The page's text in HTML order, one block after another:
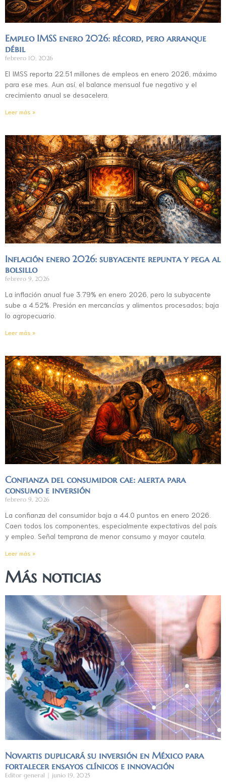
Empleo IMSS enero 2026: récord, pero arranque
débil
febrero 10, 2026
El IMSS reporta 22.51 millones de empleos en enero 2026, máximo
para ese mes. Aun así, el balance mensual fue negativo y el
crecimiento anual se desacelera.
Leer más »
Inflación enero 2026: subyacente repunta y pega al
bolsillo
febrero 9, 2026
La inflación anual fue 3.79% en enero 2026, pero la subyacente
sube a 4.52%. Presión en mercancías y alimentos procesados; baja
lo agropecuario.
Leer más »
Confianza del consumidor cae: alerta para
consumo e inversión
febrero 9, 2026
La confianza del consumidor baja a 44.0 puntos en enero 2026.
Caen todos los componentes, especialmente expectativas del país
y empleo. Señal temprana de menor consumo y mayor cautela.
Leer más »
Más noticias
Novartis duplicará su inversión en México para
fortalecer ensayos clínicos e innovación
Editor general junio 19, 2025